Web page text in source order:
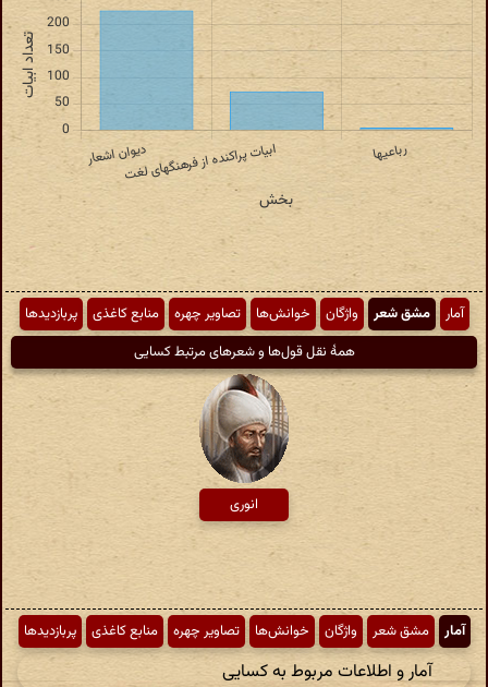
آمار مشق شعر واژگان خوانش‌ها تصاویر چهره منابع کاغذی
پربازدیدها
همهٔ نقل قول‌ها و شعرهای مرتبط کسایی
انوری
آمار مشق شعر واژگان خوانش‌ها تصاویر چهره منابع کاغذی پربازدیدها
آمار و اطلاعات مربوط به کسایی